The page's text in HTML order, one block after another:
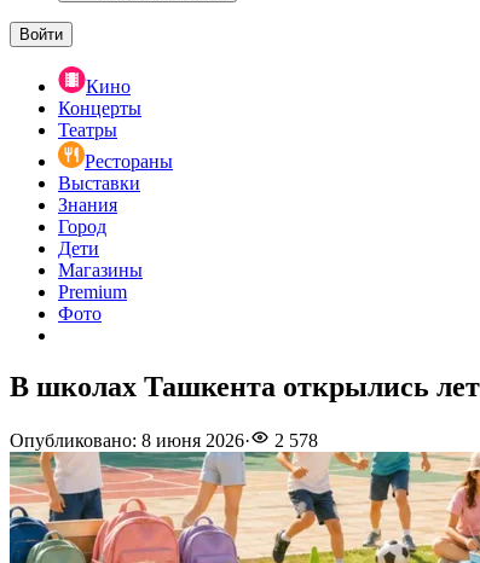
Войти
Кино
Концерты
Театры
Рестораны
Выставки
Знания
Город
Дети
Магазины
Premium
Фото
В школах Ташкента открылись
Опубликовано: 8 июня 2026· 2 578